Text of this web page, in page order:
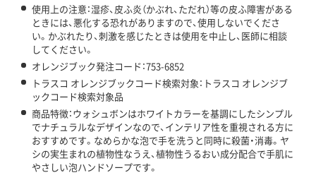
使用上の注意：湿疹、皮ふ炎（かぶれ、ただれ）等の皮ふ障害がある
ときには、悪化する恐れがありますので、使用しないでくださ
い。かぶれたり、刺激を感じたときは使用を中止し、医師に相談
してください。
オレンジブック発注コード：753-6852
トラスコ オレンジブックコード検索対象：トラスコ オレンジブ
ックコード検索対象品
商品特徴：ウォシュボンはホワイトカラーを基調にしたシンプル
でナチュラルなデザインなので、インテリア性を重視される方に
おすすめです。なめらかな泡で手を洗うと同時に殺菌・消毒。ヤ
シの実生まれの植物性なうえ、植物性うるおい成分配合で手肌に
やさしい泡ハンドソープです。